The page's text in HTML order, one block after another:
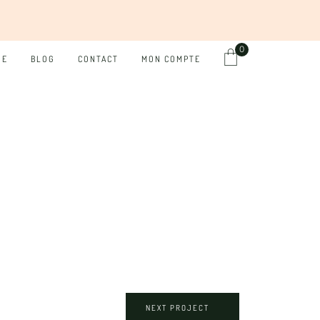
0
BLOG CONTACT MON COMPTE
NEXT PROJECT